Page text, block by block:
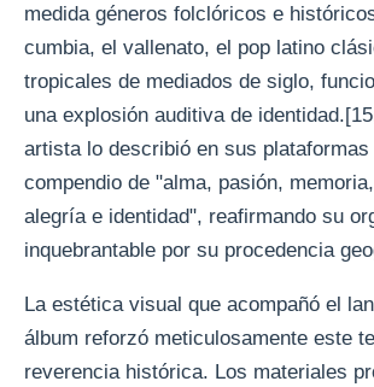
medida géneros folclóricos e
cumbia, el vallenato, el pop latino
tropicales de mediados de siglo,
una explosión auditiva de
artista lo describió en sus plataformas
compendio de "alma, pasión,
alegría e identidad", reafirmando su
inquebrantable por su procedencia
La estética visual que acompañó el
álbum reforzó meticulosamente este
reverencia histórica. Los materiales